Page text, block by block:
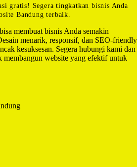
gratis! Segera tingkatkan bisnis Anda
Bandung terbaik.
membuat bisnis Anda semakin
menarik, responsif, dan SEO-friendly
kesuksesan. Segera hubungi kami dan
membangun website yang efektif untuk